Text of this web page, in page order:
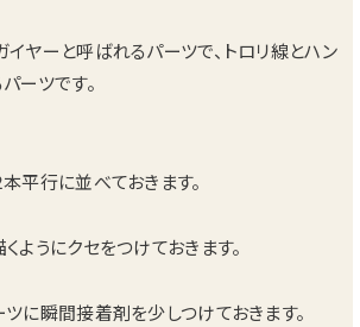
ヤーと呼ばれるパーツで、トロリ線とハン
ーツです。
平行に並べておきます。
ようにクセをつけておきます。
に瞬間接着剤を少しつけておきます。